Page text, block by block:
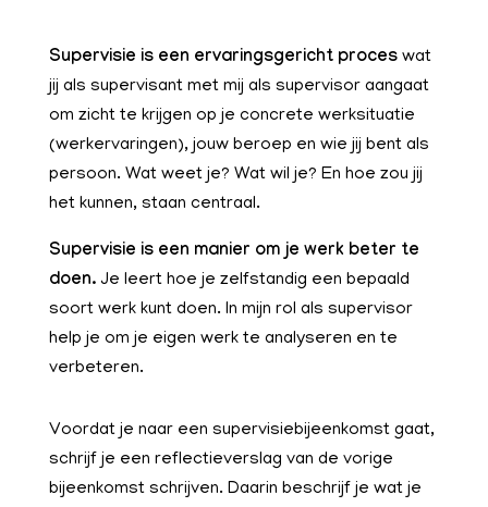
Supervisie is een ervaringsgericht proceswat
jij als supervisant met mij als supervisor aangaat
om zicht te krijgen op je concrete werksituatie
(werkervaringen), jouw beroep en wie jij bent als
persoon. Wat weet je? Wat wil je? En hoe zou jij
het kunnen, staan centraal.
Supervisie is een manier om je werk beter te
doen. Je leert hoe je zelfstandig een bepaald
soort werk kunt doen. In mijn rol als supervisor
help je om je eigen werk te analyseren en te
verbeteren.
Voordat je naar een supervisiebijeenkomst gaat,
schrijf je een reflectieverslag van de vorige
bijeenkomst schrijven. Daarin beschrijf je wat je